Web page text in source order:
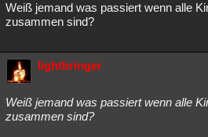
Weiß jemand was passiert wenn alle
zusammen sind?
lightbringer
Weiß jemand was passiert wenn alle
zusammen sind?